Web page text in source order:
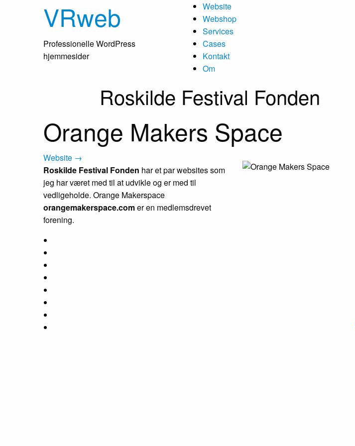
VRweb
Professionelle WordPress
hjemmesider
Website
Webshop
Services
Cases
Kontakt
Om
Roskilde Festival Fonden
Orange Makers Space
Website →
Roskilde Festival Fonden har et par websites som
jeg har været med til at udvikle og er med til
vedligeholde. Orange Makerspace
orangemakerspace.comer en medlemsdrevet
forening.